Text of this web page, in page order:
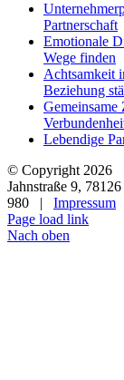
Partnerschaft
Emotionale
Wege finden
Achtsamkeit
Beziehung
Gemeinsame
Lebendige
© Copyright 2026
Jahnstraße 9,
980 | Impressum
Page load link
Nach oben